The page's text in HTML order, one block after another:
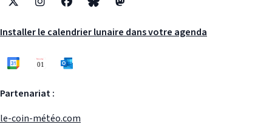
X InstagramFacebookBlueskyMastodon
Installer le calendrier lunaire dans votre agenda
Partenariat :
le-coin-météo.com